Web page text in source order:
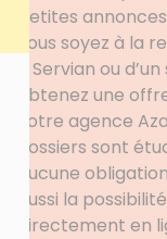
petites
vous soyez à la
à Servian ou
obtenez une
votre agence
dossiers sont
aucune
aussi la
directement en